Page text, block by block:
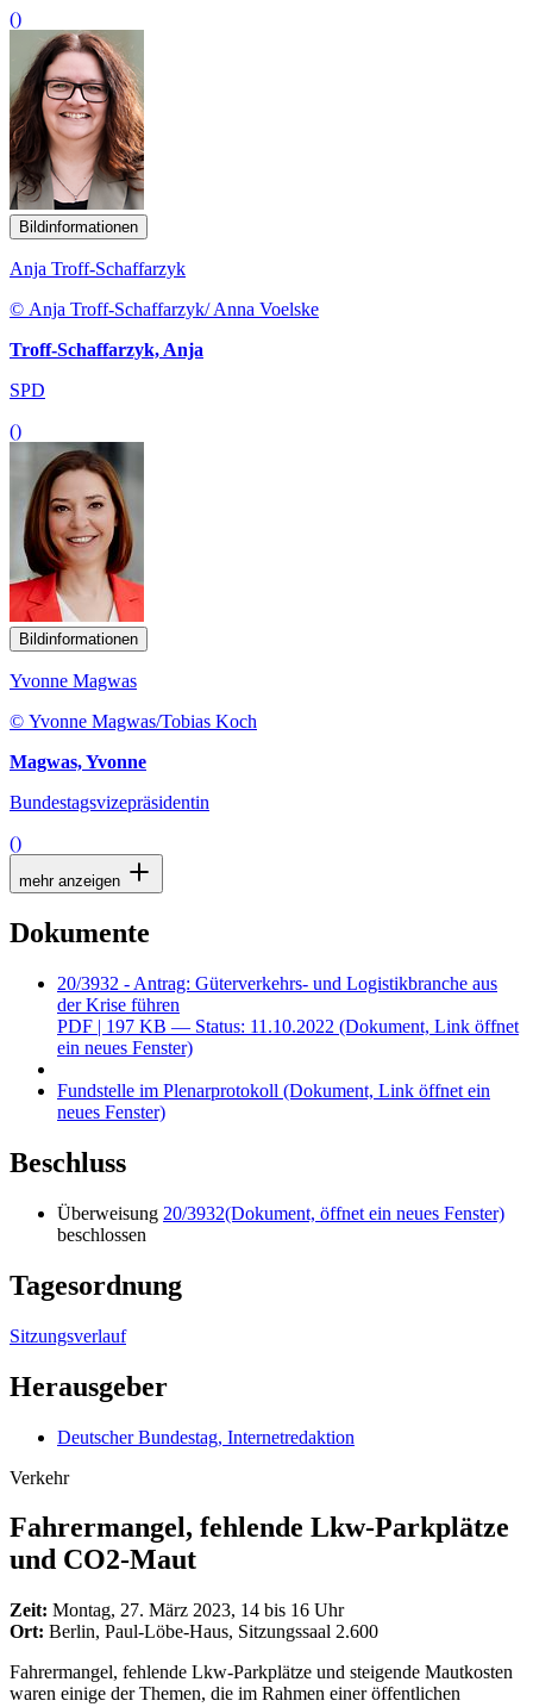
()
Bildinformationen
Anja Troff-Schaffarzyk
© Anja Troff-Schaffarzyk/ Anna Voelske
Troff-Schaffarzyk, Anja
SPD
()
Bildinformationen
Yvonne Magwas
© Yvonne Magwas/Tobias Koch
Magwas, Yvonne
Bundestagsvizepräsidentin
()
mehr anzeigen
Dokumente
20/3932 - Antrag: Güterverkehrs- und Logistikbranche aus
der Krise führen
PDF | 197 KB — Status: 11.10.2022 (Dokument, Link öffnet
ein neues Fenster)
Fundstelle im Plenarprotokoll (Dokument, Link öffnet ein
neues Fenster)
Beschluss
Überweisung 20/3932(Dokument, öffnet ein neues Fenster)
beschlossen
Tagesordnung
Sitzungsverlauf
Herausgeber
Deutscher Bundestag, Internetredaktion
Verkehr
Fahrermangel, fehlende Lkw-Parkplätze
und CO2-Maut
Zeit: Montag, 27. März 2023, 14 bis 16 Uhr
Ort: Berlin, Paul-Löbe-Haus, Sitzungssaal 2.600
Fahrermangel, fehlende Lkw-Parkplätze und steigende Mautkosten
waren einige der Themen, die im Rahmen einer öffentlichen